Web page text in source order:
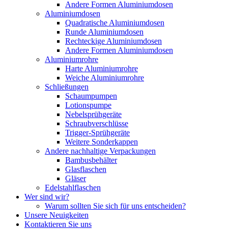
Andere Formen Aluminiumdosen
Aluminiumdosen
Quadratische Aluminiumdosen
Runde Aluminiumdosen
Rechteckige Aluminiumdosen
Andere Formen Aluminiumdosen
Aluminiumrohre
Harte Aluminiumrohre
Weiche Aluminiumrohre
Schließungen
Schaumpumpen
Lotionspumpe
Nebelsprühgeräte
Schraubverschlüsse
Trigger-Sprühgeräte
Weitere Sonderkappen
Andere nachhaltige Verpackungen
Bambusbehälter
Glasflaschen
Gläser
Edelstahlflaschen
Wer sind wir?
Warum sollten Sie sich für uns entscheiden?
Unsere Neuigkeiten
Kontaktieren Sie uns